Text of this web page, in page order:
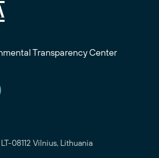
Transparency Center
08112 Vilnius, Lithuania